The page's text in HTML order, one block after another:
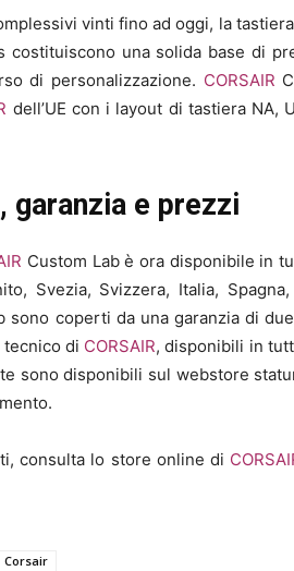
vinti fino ad oggi, la
costituiscono una solida base di
di personalizzazione. CORSAIR
dell’UE con i layout di tastiera NA,
garanzia e prezzi
Custom Lab è ora disponibile in
Svezia, Svizzera, Italia,
sono coperti da una garanzia di
di CORSAIR, disponibili in
sono disponibili sul webstore
consulta lo store online di
Corsair